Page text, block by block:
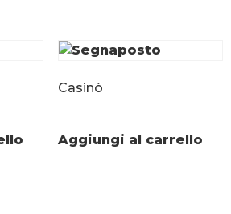
Casinò
Aggiungi al carrello